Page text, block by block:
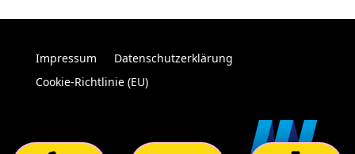
Impressum
Datenschutzerklärung
Cookie-Richtlinie (EU)